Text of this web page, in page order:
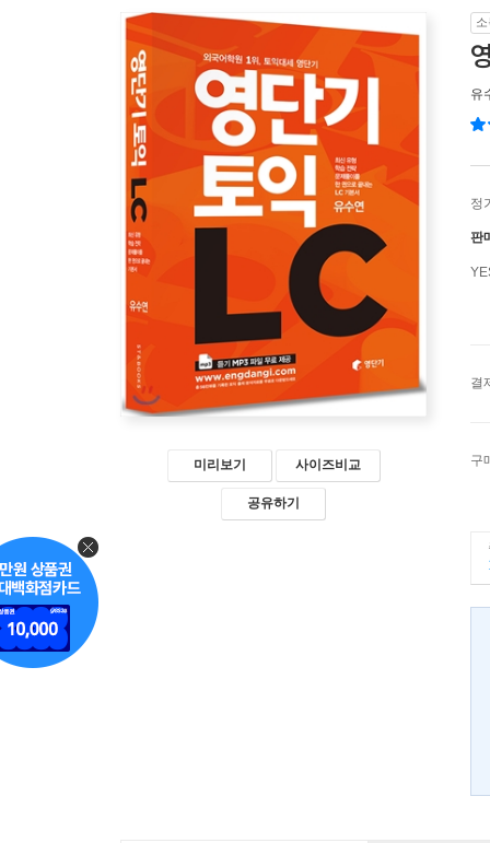
미리보기 사이즈비교
공유하기
유
정
판
결
구